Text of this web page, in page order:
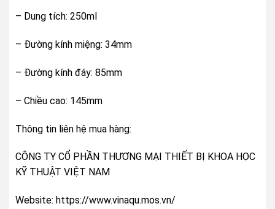
– Dung tích: 250ml
– Đường kính miệng: 34mm
– Đường kính đáy: 85mm
– Chiều cao: 145mm
Thông tin liên hệ mua hàng:
CÔNG TY CỔ PHẦN THƯƠNG MẠI THIẾT BỊ KHOA HỌC
KỸ THUẬT VIỆT NAM
Website: https://www.vinaqu.mos.vn/